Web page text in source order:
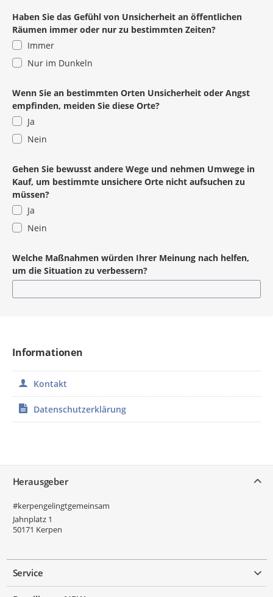
Haben Sie das Gefühl von Unsicherheit an öffentlichen
Räumen immer oder nur zu bestimmten Zeiten?
Immer
Nur im Dunkeln
Wenn Sie an bestimmten Orten Unsicherheit oder Angst
empfinden, meiden Sie diese Orte?
Ja
Nein
Gehen Sie bewusst andere Wege und nehmen Umwege in
Kauf, um bestimmte unsichere Orte nicht aufsuchen zu
müssen?
Ja
Nein
Welche Maßnahmen würden Ihrer Meinung nach helfen,
um die Situation zu verbessern?
Informationen
Kontakt
Datenschutzerklärung
Herausgeber
#kerpengelingtgemeinsam
Jahnplatz 1
50171 Kerpen
Service